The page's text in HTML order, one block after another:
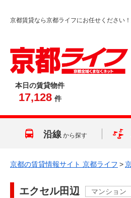
京都賃貸なら京都ライフにお任せください
本日の賃貸物件
17,128 件
沿線 から探す
京都の賃貸情報サイト 京都ライフ >
エクセル田辺 マンション